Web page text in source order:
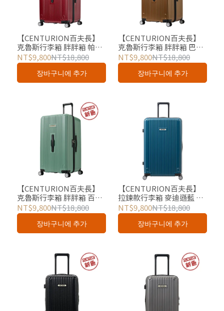
【CENTURION百夫長】
克魯斯行李箱 胖胖箱 帕果
帕果紅 29吋 總代理
NT$9,800NT$18,800
장바구니에 추가
【CENTURION百夫長】
克魯斯行李箱 胖胖箱 巴拿
馬消光金 29吋 總代理
NT$9,800NT$18,800
장바구니에 추가
【CENTURION百夫長】
克魯斯行李箱 胖胖箱 百慕
達消光綠 29吋 總代理
NT$9,800NT$18,800
장바구니에 추가
【CENTURION百夫長】
拉鍊款行李箱 麥迪遜藍 29
吋 總代理
NT$9,800NT$18,800
장바구니에 추가